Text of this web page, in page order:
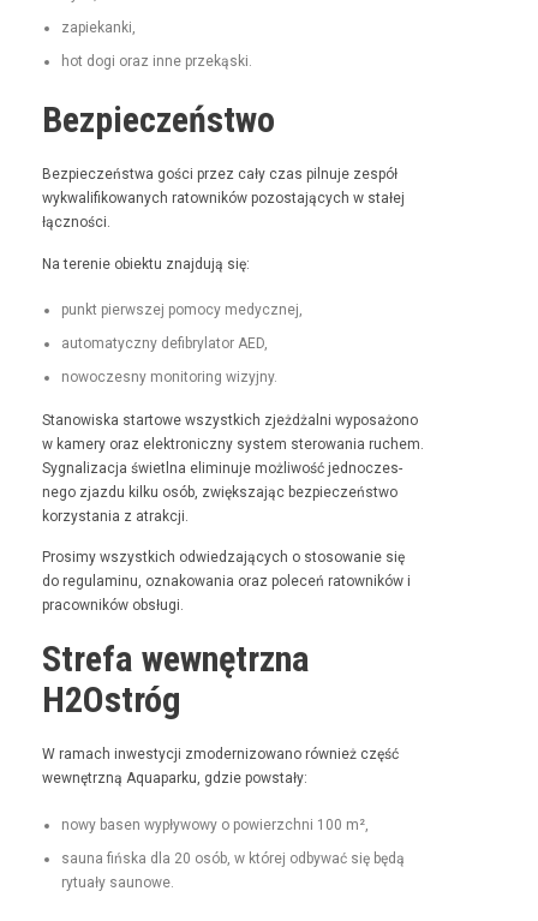
zapiekan­ki,
hot dogi oraz inne przekąski.
Bezpieczeństwo
Bez­pieczeńst­wa goś­ci przez cały czas pil­nu­je zespół
wyk­wal­i­fikowanych ratown­ików pozosta­ją­cych w stałej
łączności.
Na tere­nie obiek­tu zna­j­du­ją się:
punkt pier­wszej pomo­cy medycznej,
automaty­czny defi­bry­la­tor AED,
nowoczes­ny mon­i­tor­ing wizyjny.
Stanowiska star­towe wszys­t­kich zjeżdżal­ni wyposażono
w kamery oraz elek­tron­iczny sys­tem sterowa­nia ruchem.
Syg­nal­iza­c­ja świ­etl­na elimin­u­je możli­wość jed­noczes­
nego zjaz­du kilku osób, zwięk­sza­jąc bez­pieczeńst­wo
korzys­ta­nia z atrakcji.
Prosimy wszys­t­kich odwiedza­ją­cych o stosowanie się
do reg­u­laminu, oznakowa­nia oraz pole­ceń ratown­ików i
pra­cown­ików obsługi.
Strefa wewnętrzna
H2Ostróg
W ramach inwest­y­cji zmod­ern­i­zowano również część
wewnętrzną Aqua­parku, gdzie powstały:
nowy basen wypły­wowy o powierzch­ni 100 m²,
sauna fińs­ka dla 20 osób, w której odby­wać się będą
rytu­ały saunowe.